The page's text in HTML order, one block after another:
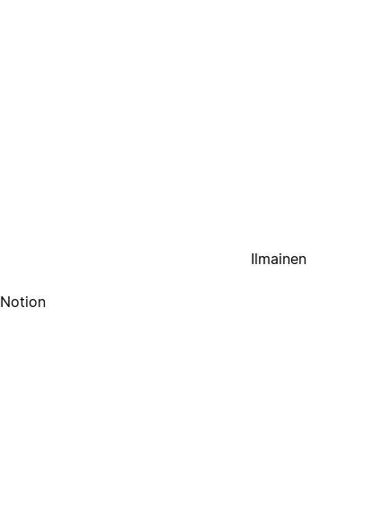
Notion
Ilmainen